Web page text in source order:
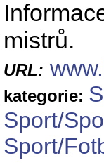
mistrů.
URL:
kategorie:
Sport/
Sport/